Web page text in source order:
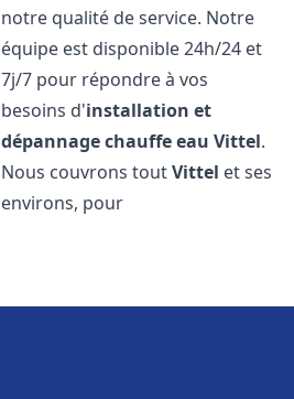
notre qualité de service. Notre
équipe est disponible 24h/24 et
7j/7 pour répondre à vos
besoins d'installation et
dépannage chauffe eau Vittel.
Nous couvrons toutVittel et ses
environs, pour